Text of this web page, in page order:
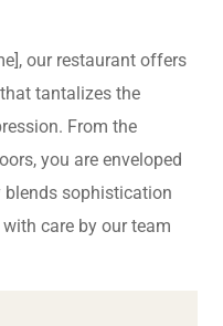
our restaurant offers
tantalizes the
From the
you are enveloped
sophistication
care by our team